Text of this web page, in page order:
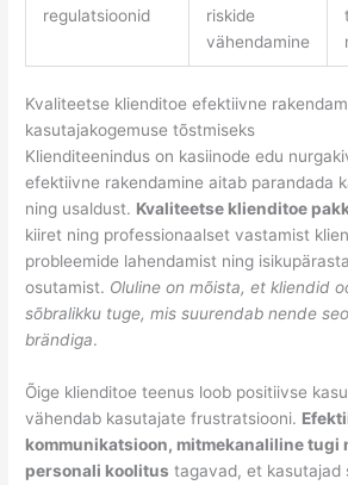
regulatsioonid
riskide
vähendamine
Kvaliteetse klienditoe efektiivne
kasutajakogemuse tõstmiseks
Klienditeenindus on kasiinode edu
efektiivne rakendamine aitab parandada
ning usaldust. Kvaliteetse klienditoe
kiiret ning professionaalset vastamist
probleemide lahendamist ning
osutamist. Oluline on mõista, et kliendid
sõbralikku tuge, mis suurendab nende
brändiga.
Õige klienditoe teenus loob positiivse
vähendab kasutajate frustratsiooni.
kommunikatsioon, mitmekanaliline tugi
personali koolitus tagavad, et kasutajad